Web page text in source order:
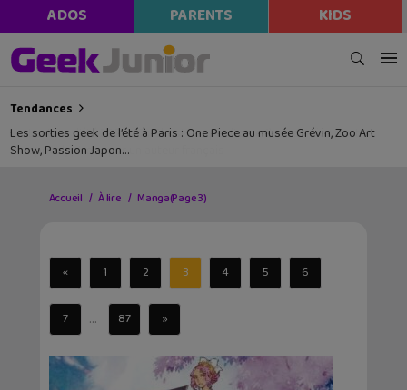
ADOS PARENTS KIDS
Tendances
Les sorties geek de l’été à Paris : One Piece au musée Grévin, Zoo Art
Show, Passion Japon…
Accueil À lire Manga(Page 3)
« 1 2 3 4 5 6
7 ... 87 »